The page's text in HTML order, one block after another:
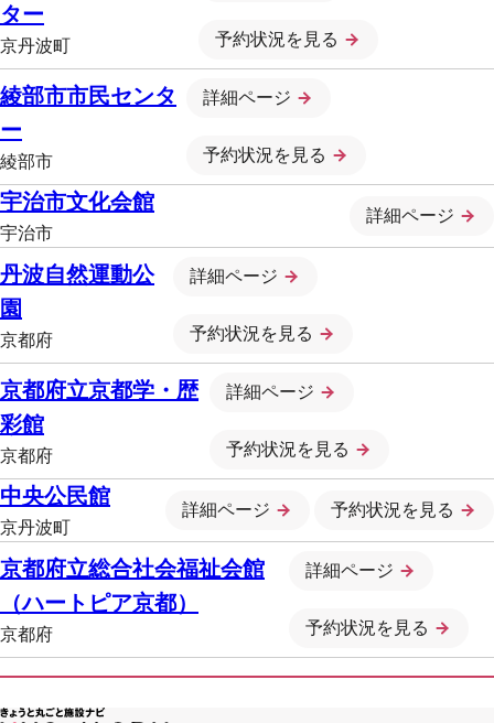
ター
京丹波町 予約状況を見る
綾部市市民センタ
ー
綾部市
詳細ページ
予約状況を見る
宇治市文化会館
宇治市
詳細ページ
丹波自然運動公
園
京都府
詳細ページ
予約状況を見る
京都府立京都学・歴
彩館
京都府
詳細ページ
予約状況を見る
中央公民館
京丹波町
詳細ページ 予約状況を見る
京都府立総合社会福祉会館
（ハートピア京都）
京都府
詳細ページ
予約状況を見る